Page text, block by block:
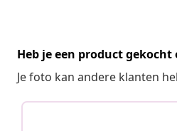
Heb je een product
Je foto kan andere klanten